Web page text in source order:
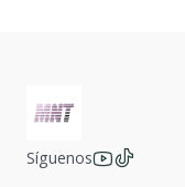
Síguenos